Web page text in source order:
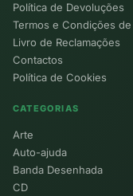
Política de Devoluções
Termos e Condições
Livro de Reclamações
Contactos
Política de Cookies
CATEGORIAS
Arte
Auto-ajuda
Banda Desenhada
CD